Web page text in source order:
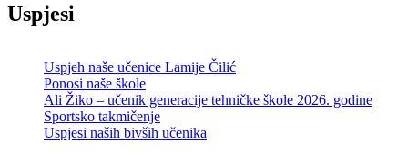
Uspjesi
Uspjeh naše učenice Lamije Čilić
Ponosi naše škole
Ali Žiko – učenik generacije tehničke škole 2026. godine
Sportsko takmičenje
Uspjesi naših bivših učenika